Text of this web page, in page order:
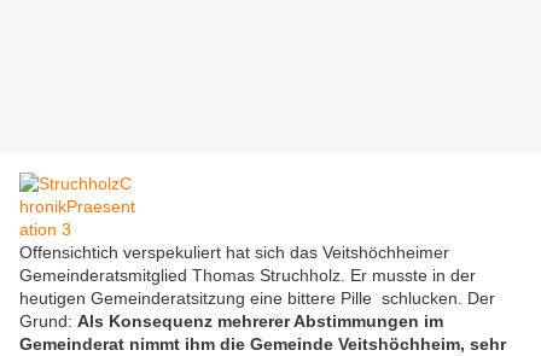
Offensichtich verspekuliert hat sich das Veitshöchheimer
Gemeinderatsmitglied Thomas Struchholz. Er musste in der
heutigen Gemeinderatsitzung eine bittere Pille schlucken. Der
Grund: Als Konsequenz mehrerer Abstimmungen im
Gemeinderat nimmt ihm die Gemeinde Veitshöchheim, sehr